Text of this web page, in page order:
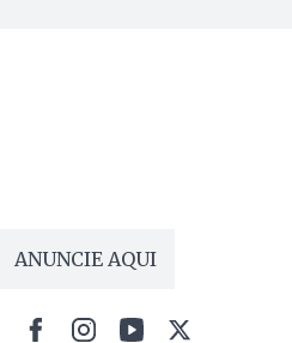
ANUNCIE AQUI